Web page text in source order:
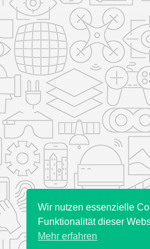
Wir nutzen essenzielle
Funktionalität dieser
Mehr erfahren